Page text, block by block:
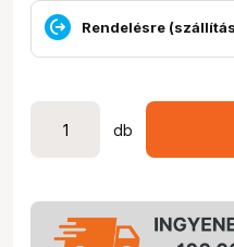
Rendelésre
db